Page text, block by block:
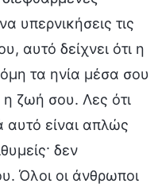
υπερνικήσεις τις
αυτό δείχνει ότι η
τα ηνία μέσα σου
η ζωή σου. Λες ότι
είναι απλώς
δεν
Όλοι οι άνθρωποι